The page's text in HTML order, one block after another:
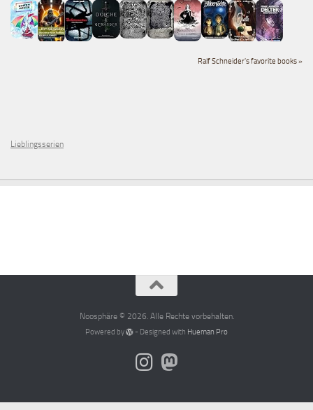
Ralf Schneider's favorite books »
Lieblingsserien
Noosphäre © 2026. Alle Rechte vorbehalten.
Powered by - Designed with Hueman Pro